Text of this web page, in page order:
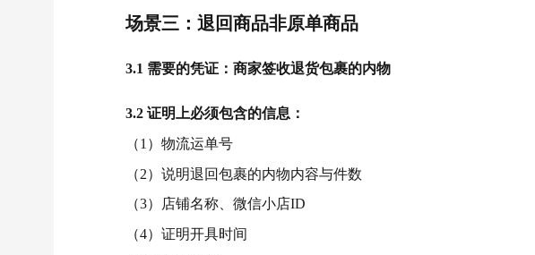
场景三：退回商品非原单商品
3.1 需要的凭证：商家签收退货包裹的内物
3.2 证明上必须包含的信息：
（1）物流运单号
（2）说明退回包裹的内物内容与件数
（3）店铺名称、微信小店ID
（4）证明开具时间